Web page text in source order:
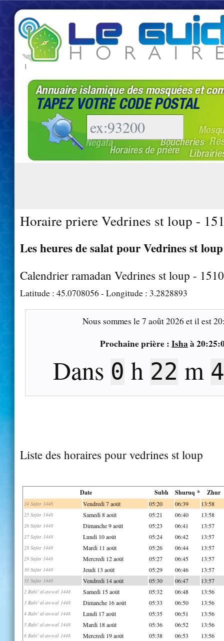
|
Horaire priere Vedrines st loup -
Les heures de salat pour Vedrines st
Calendrier ramadan Vedrines st loup -
Latitude : 45.0708056 - Longitude : 3.2828893
Nous sommes le7 août 2026 et il est
Prochaine prière : Isha à
Dans 0 h 22 m
Liste des horaires pour vedrines st loup
Date Subh Shuruq * Zhur
24 Safar 1448 Vendredi 7 août 05:20 06:39 13:58
25 Safar 1448 Samedi 8 août 05:21 06:40 13:58
26 Safar 1448 Dimanche 9 août 05:23 06:41 13:57
27 Safar 1448 Lundi 10 août 05:24 06:42 13:57
28 Safar 1448 Mardi 11 août 05:26 06:44 13:57
29 Safar 1448 Mercredi 12 août 05:27 06:45 13:57
30 Safar 1448 Jeudi 13 août 05:29 06:46 13:57
31 Safar 1448 Vendredi 14 août 05:30 06:47 13:57
2 Rabi' al-awwal 1448 Samedi 15 août 05:32 06:48 13:56
3 Rabi' al-awwal 1448 Dimanche 16 août 05:33 06:50 13:56
4 Rabi' al-awwal 1448 Lundi 17 août 05:35 06:51 13:56
5 Rabi' al-awwal 1448 Mardi 18 août 05:36 06:52 13:56
6 Rabi' al-awwal 1448 Mercredi 19 août 05:38 06:53 13:56